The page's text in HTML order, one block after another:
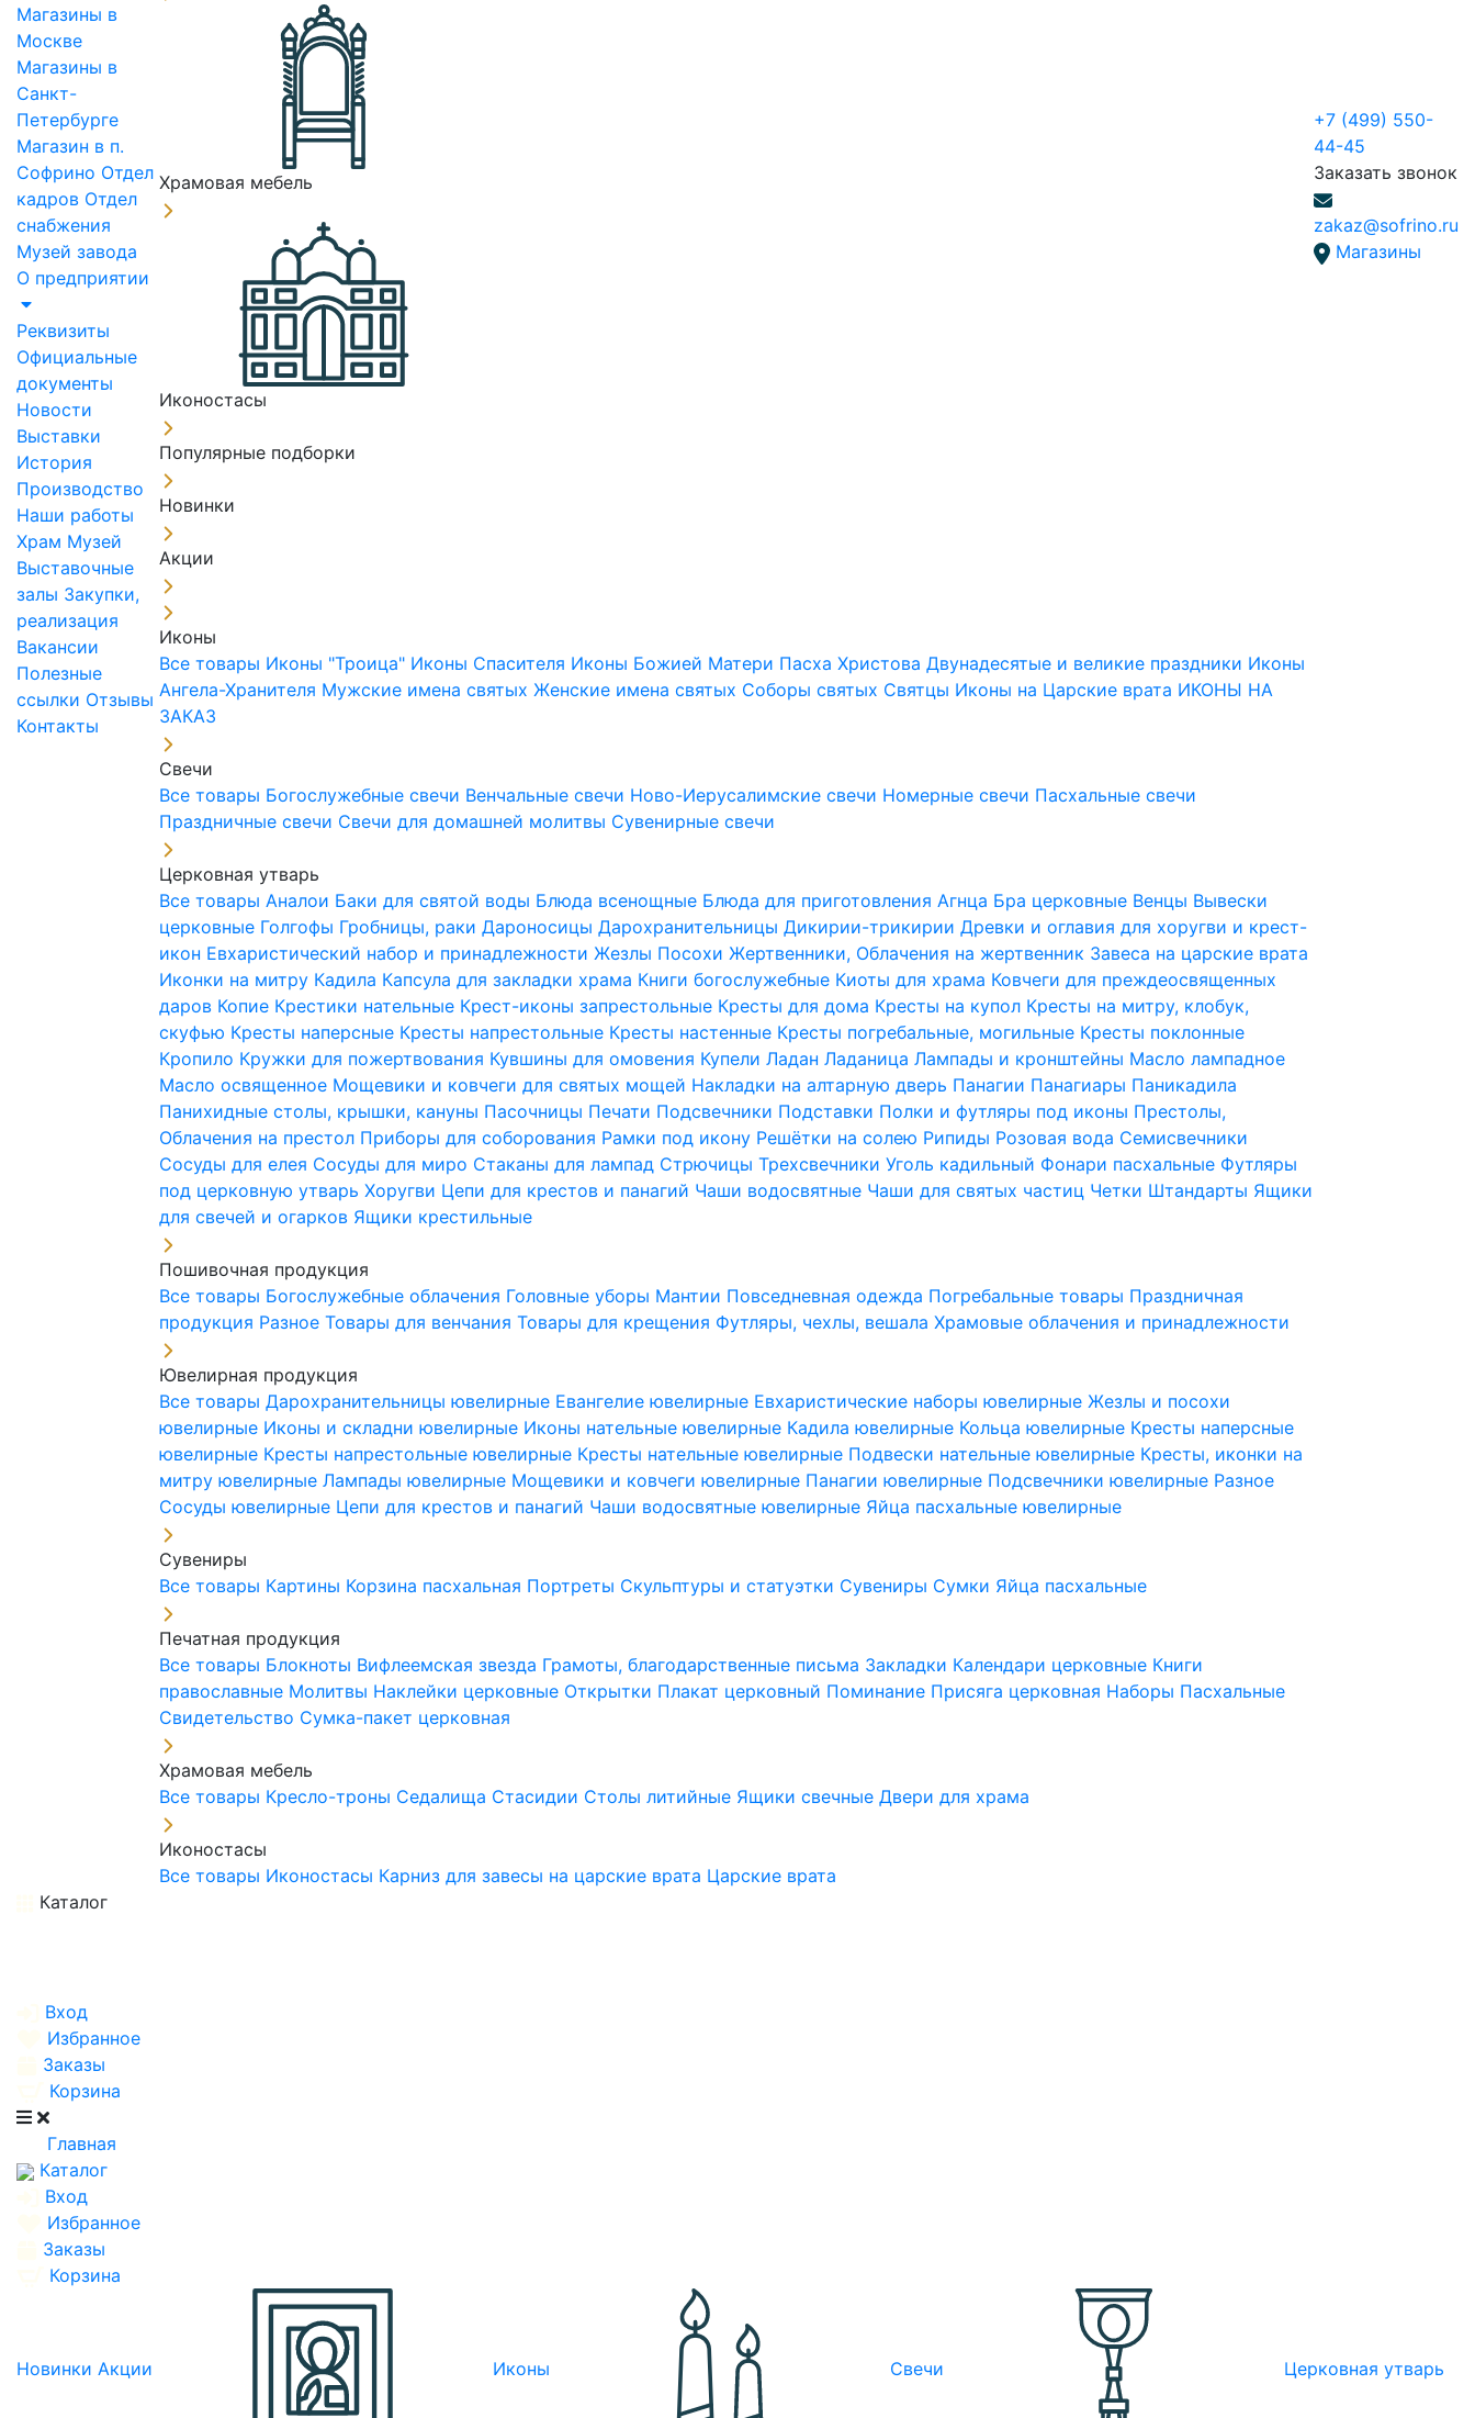
Магазины в
Москве
Магазины в
Санкт-
Петербурге
Магазин в п.
Софрино Отдел
кадров Отдел
снабжения
Музей завода
О предприятии
Реквизиты
Официальные
документы
Новости
Выставки
История
Производство
Наши работы
Храм Музей
Выставочные
залы Закупки,
реализация
Вакансии
Полезные
ссылки Отзывы
Контакты
Храмовая мебель
Иконостасы
Популярные подборки
Новинки
Акции
Иконы
Все товары Иконы "Троица" Иконы Спасителя Иконы Божией Матери Пасха ХристоваДвунадесятые и великие праздники Иконы
Ангела-Хранителя Мужские имена святыхЖенские имена святых Соборы святых Святцы Иконы на Царские врата ИКОНЫ НА
ЗАКАЗ
Свечи
Все товары Богослужебные свечи Венчальные свечи Ново-Иерусалимские свечи Номерные свечи Пасхальные свечи
Праздничные свечи Свечи для домашней молитвы Сувенирные свечи
Церковная утварь
Все товарыАналои Баки для святой воды Блюда всенощные Блюда для приготовления Агнца Бра церковные Венцы Вывески
церковные Голгофы Гробницы, ракиДароносицыДарохранительницыДикирии-трикирииДревки и оглавия для хоругви и крест-
икон Евхаристический набор и принадлежностиЖезлы ПосохиЖертвенники, Облачения на жертвенник Завеса на царские врата
Иконки на митру Кадила Капсула для закладки храма Книги богослужебные Киоты для храма Ковчеги для преждеосвященных
даров Копие Крестики нательные Крест-иконы запрестольные Кресты для дома Кресты на купол Кресты на митру, клобук,
скуфью Кресты наперсные Кресты напрестольные Кресты настенные Кресты погребальные, могильные Кресты поклонные
Кропило Кружки для пожертвования Кувшины для омовения КупелиЛаданЛаданицаЛампады и кронштейны Масло лампадное
Масло освященное Мощевики и ковчеги для святых мощей Накладки на алтарную дверь Панагии Панагиары Паникадила
Панихидные столы, крышки, кануны Пасочницы Печати Подсвечники Подставки Полки и футляры под иконы Престолы,
Облачения на престол Приборы для соборования Рамки под икону Решётки на солею Рипиды Розовая вода Семисвечники
Сосуды для елея Сосуды для миро Стаканы для лампад СтрючицыТрехсвечникиУголь кадильный Фонари пасхальные Футляры
под церковную утварьХоругви Цепи для крестов и панагий Чаши водосвятные Чаши для святых частиц Четки Штандарты Ящики
для свечей и огарков Ящики крестильные
Пошивочная продукция
Все товары Богослужебные облачения Головные уборы Мантии Повседневная одежда Погребальные товары Праздничная
продукция РазноеТовары для венчанияТовары для крещения Футляры, чехлы, вешалаХрамовые облачения и принадлежности
Ювелирная продукция
Все товарыДарохранительницы ювелирные Евангелие ювелирные Евхаристические наборы ювелирныеЖезлы и посохи
ювелирные Иконы и складни ювелирные Иконы нательные ювелирные Кадила ювелирные Кольца ювелирные Кресты наперсные
ювелирные Кресты напрестольные ювелирные Кресты нательные ювелирные Подвески нательные ювелирные Кресты, иконки на
митру ювелирныеЛампады ювелирные Мощевики и ковчеги ювелирные Панагии ювелирные Подсвечники ювелирные Разное
Сосуды ювелирные Цепи для крестов и панагий Чаши водосвятные ювелирные Яйца пасхальные ювелирные
Сувениры
Все товары Картины Корзина пасхальная Портреты Скульптуры и статуэтки Сувениры Сумки Яйца пасхальные
Печатная продукция
Все товары Блокноты Вифлеемская звезда Грамоты, благодарственные письма Закладки Календари церковные Книги
православные Молитвы Наклейки церковные Открытки Плакат церковный Поминание Присяга церковная Наборы Пасхальные
Свидетельство Сумка-пакет церковная
Храмовая мебель
Все товары Кресло-троны Седалища Стасидии Столы литийные Ящики свечныеДвери для храма
Иконостасы
Все товары Иконостасы Карниз для завесы на царские врата Царские врата
+7 (499) 550-
44-45
Заказать звонок
zakaz@sofrino.ru
Магазины
Каталог
Вход
Избранное
Заказы
Корзина
Главная
Каталог
Вход
Избранное
Заказы
Корзина
Новинки Акции Иконы Свечи Церковная утварь